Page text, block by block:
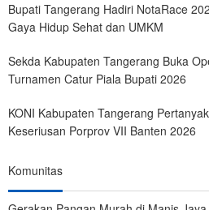
Bupati Tangerang Hadiri NotaRace
Gaya Hidup Sehat dan UMKM
Sekda Kabupaten Tangerang Buka
Turnamen Catur Piala Bupati 2026
KONI Kabupaten Tangerang
Keseriusan Porprov VII Banten 2026
Komunitas